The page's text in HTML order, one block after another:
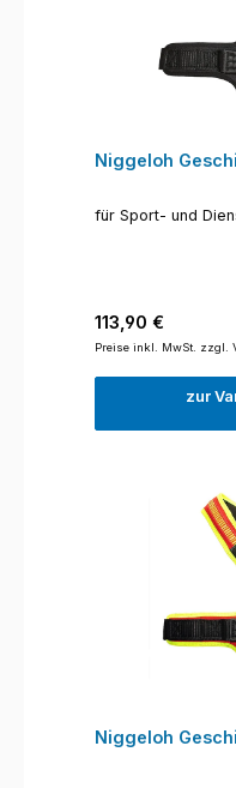
Niggeloh
für Sport- und
Regulärer Preis:
113,90 €
Preise inkl. MwSt. zzgl.
zur
Niggeloh